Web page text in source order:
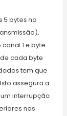
5 bytes na
1 e byte
cada byte
tem que
assegura a
interrupção
nas